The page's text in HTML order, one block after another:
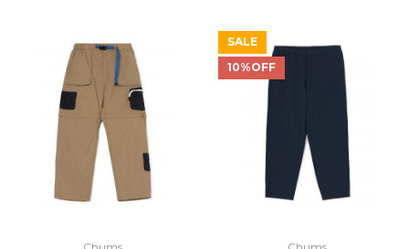
SALE
10%OFF